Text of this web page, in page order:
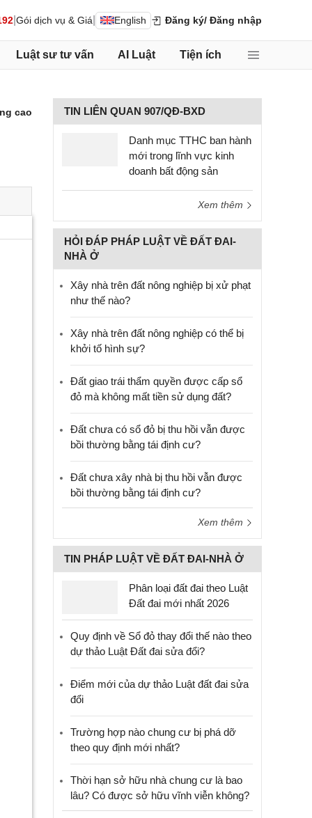
Gói dịch vụ & Giá English Đăng ký/ Đăng nhập
Luật sư tư vấn AI Luật Tiện ích
cao TIN LIÊN QUAN 907/QĐ-BXD
Danh mục TTHC ban hành
mới trong lĩnh vực kinh
doanh bất động sản
Xem thêm
HỎI ĐÁP PHÁP LUẬT VỀ ĐẤT ĐAI-
NHÀ Ở
Xây nhà trên đất nông nghiệp bị xử phạt
như thế nào?
Xây nhà trên đất nông nghiệp có thể bị
khởi tố hình sự?
Đất giao trái thẩm quyền được cấp sổ
đỏ mà không mất tiền sử dụng đất?
Đất chưa có sổ đỏ bị thu hồi vẫn được
bồi thường bằng tái định cư?
Đất chưa xây nhà bị thu hồi vẫn được
bồi thường bằng tái định cư?
Xem thêm
TIN PHÁP LUẬT VỀ ĐẤT ĐAI-NHÀ Ở
Phân loại đất đai theo Luật
Đất đai mới nhất 2026
Quy định về Sổ đỏ thay đổi thế nào theo
dự thảo Luật Đất đai sửa đổi?
Điểm mới của dự thảo Luật đất đai sửa
đổi
Trường hợp nào chung cư bị phá dỡ
theo quy định mới nhất?
Thời hạn sở hữu nhà chung cư là bao
lâu? Có được sở hữu vĩnh viễn không?